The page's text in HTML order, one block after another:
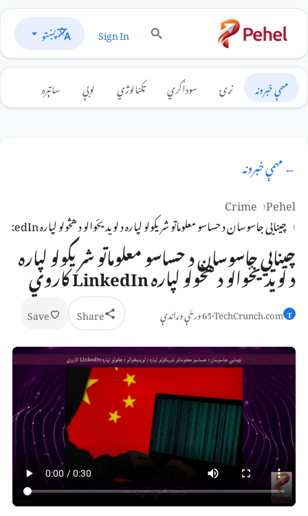
Sign In پښتو
مهمې خبرونه نړۍ سوداګري ټکنالوژي لوبې ساتېره
← مهمې خبرونه
Pehel
Crime
چینایي جاسوسان د حساسو معلوماتو شریکولو لپاره د لویدیځوالو د هڅولو لپاره LinkedIn کاروي
چینایي جاسوسان د حساسو معلوماتو شریکولو لپاره
د لویدیځوالو د هڅولو لپاره LinkedIn کاروي
T
TechCrunch.com
·65 ورځې وړاندې Share
Save